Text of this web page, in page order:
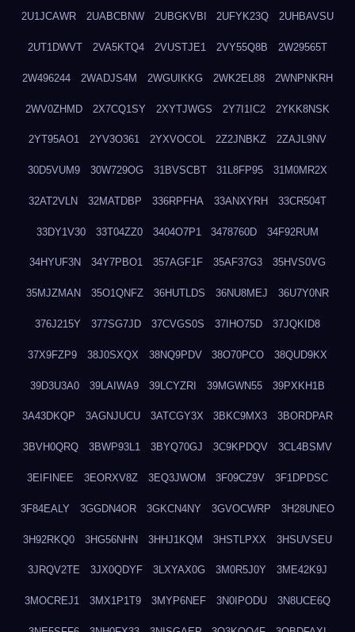
2U1JCAWR 2UABCBNW 2UBGKVBI 2UFYK23Q 2UHBAVSU
2UT1DWVT 2VA5KTQ4 2VUSTJE1 2VY55Q8B 2W29565T
2W496244 2WADJS4M 2WGUIKKG 2WK2EL88 2WNPNKRH
2WV0ZHMD 2X7CQ1SY 2XYTJWGS 2Y7I1IC2 2YKK8NSK
2YT95AO1 2YV3O361 2YXVOCOL 2Z2JNBKZ 2ZAJL9NV
30D5VUM9 30W729OG 31BVSCBT 31L8FP95 31M0MR2X
32AT2VLN 32MATDBP 336RPFHA 33ANXYRH 33CR504T
33DY1V30 33T04ZZ0 3404O7P1 3478760D 34F92RUM
34HYUF3N 34Y7PBO1 357AGF1F 35AF37G3 35HVS0VG
35MJZMAN 35O1QNFZ 36HUTLDS 36NU8MEJ 36U7Y0NR
376J215Y 377SG7JD 37CVGS0S 37IHO75D 37JQKID8
37X9FZP9 38J0SXQX 38NQ9PDV 38O70PCO 38QUD9KX
39D3U3A0 39LAIWA9 39LCYZRI 39MGWN55 39PXKH1B
3A43DKQP 3AGNJUCU 3ATCGY3X 3BKC9MX3 3BORDPAR
3BVH0QRQ 3BWP93L1 3BYQ70GJ 3C9KPDQV 3CL4BSMV
3EIFINEE 3EORXV8Z 3EQ3JWOM 3F09CZ9V 3F1DPDSC
3F84EALY 3GGDN4OR 3GKCN4NY 3GVOCWRP 3H28UNEO
3H92RKQ0 3HG56NHN 3HHJ1KQM 3HSTLPXX 3HSUVSEU
3JRQV2TE 3JX0QDYF 3LXYAX0G 3M0R5J0Y 3ME42K9J
3MOCREJ1 3MX1P1T9 3MYP6NEF 3N0IPODU 3N8UCE6Q